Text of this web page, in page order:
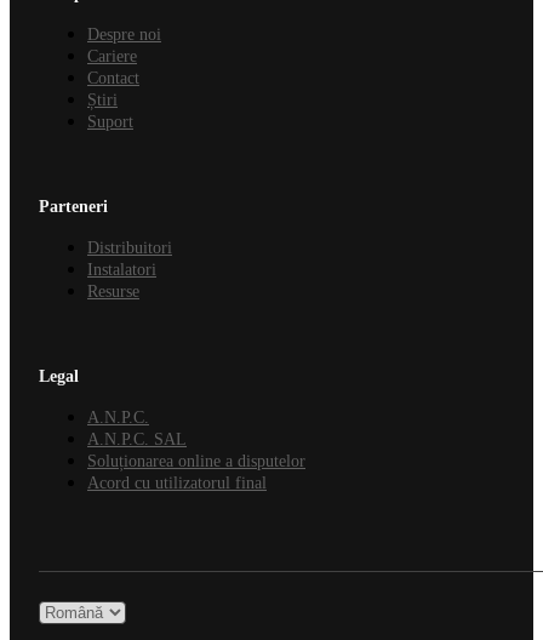
Parteneri
Distribuitori
Instalatori
Resurse
Despre noi
Cariere
Contact
Știri
Suport
Legal
A.N.P.C.
A.N.P.C. SAL
Soluționarea online a disputelor
Acord cu utilizatorul final